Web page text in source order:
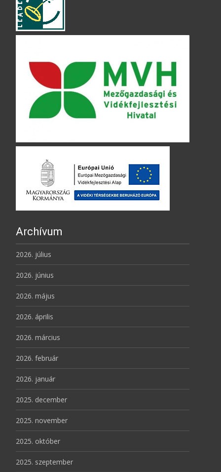
Archívum
2026. július
2026. június
2026. május
2026. április
2026. március
2026. február
2026. január
2025. december
2025. november
2025. október
2025. szeptember